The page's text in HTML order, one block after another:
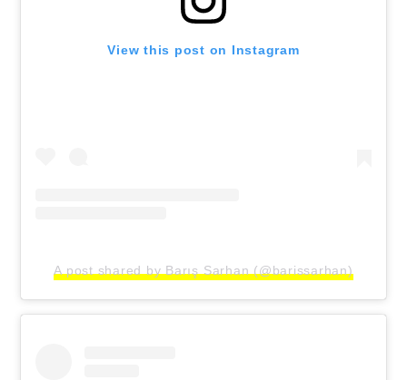
View this post on Instagram
A post shared by Barış Sarhan (@barissarhan)